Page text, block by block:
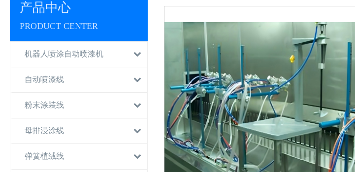
产品中心
PRODUCT CENTER
机器人喷涂自动喷漆机
自动喷漆线
粉末涂装线
母排浸涂线
弹簧植绒线